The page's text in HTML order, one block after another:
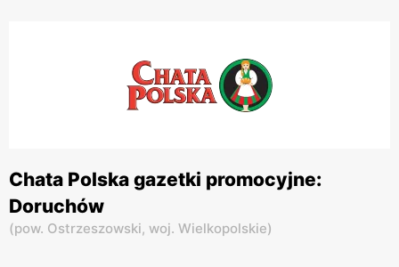
Chata Polska gazetki promocyjne:
Doruchów
(pow. Ostrzeszowski, woj. Wielkopolskie)